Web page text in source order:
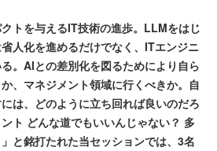
トを与えるIT技術の進歩。LLMをはじ
人化を進めるだけでなく、ITエンジニ
。AIとの差別化を図るためにより自ら
、マネジメント領域に行くべきか。自
は、どのように立ち回れば良いのだろ
ト どんな道でもいいんじゃない？ 多
と銘打たれた当セッションでは、3名